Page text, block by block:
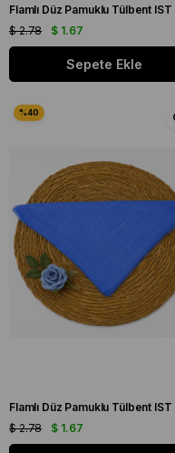
$ 1.67
$ 2.78
Sepete Ekle
$ 1.67
$ 2.78